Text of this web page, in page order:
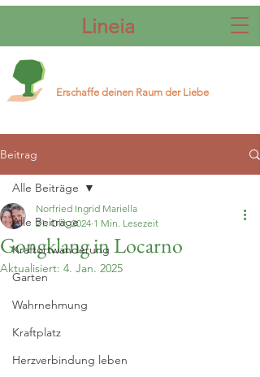
Erschaffe deinen Raum der Liebe
Lineia
Beitrag
Alle Beiträge
Kraftortwanderung
Garten
Wahrnehmung
Kraftplatz
Herzverbindung leben
Alle Beiträge
Gongklang in Locarno
Norfried Ingrid Mariella
21. Okt. 2024 1 Min. Lesezeit
Aktualisiert: 4. Jan. 2025